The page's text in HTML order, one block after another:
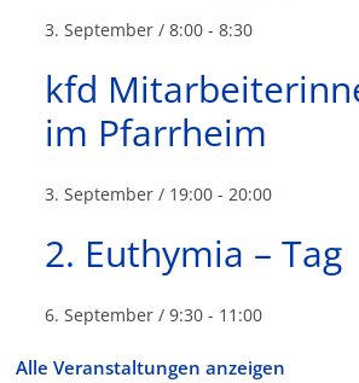
3. September / 8:00 -8:30
kfd
im Pfarrheim
3. September / 19:00 -20:00
2. Euthymia – Tag
6. September / 9:30 - 11:00
Alle Veranstaltungen anzeigen